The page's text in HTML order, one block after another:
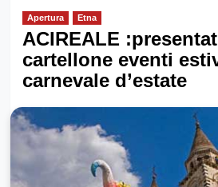
Apertura Etna
ACIREALE
cartellone eventi
carnevale d’estate